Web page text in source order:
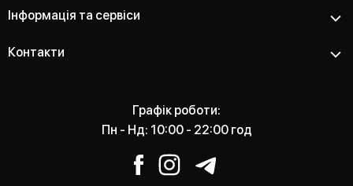
Інформація та сервіси
Контакти
Графік роботи:
Пн - Нд: 10:00 - 22:00 год